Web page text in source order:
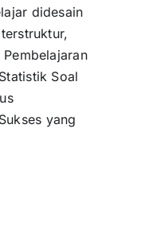
didesain
Soal
yang